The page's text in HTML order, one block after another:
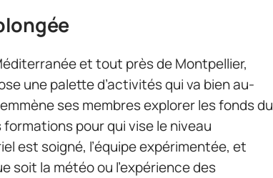
et tout près de Montpellier,
une palette d’activités qui va bien au-
ses membres explorer les fonds du
pour qui vise le niveau
est soigné, l’équipe expérimentée, et
soit la météo ou l’expérience des